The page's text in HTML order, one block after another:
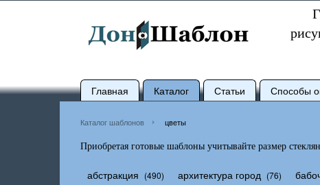
Главная Каталог Статьи Способы
Каталог шаблонов цветы
Приобретая готовые шаблоны учитывайте размер
абстракция (490) архитектура город (76)